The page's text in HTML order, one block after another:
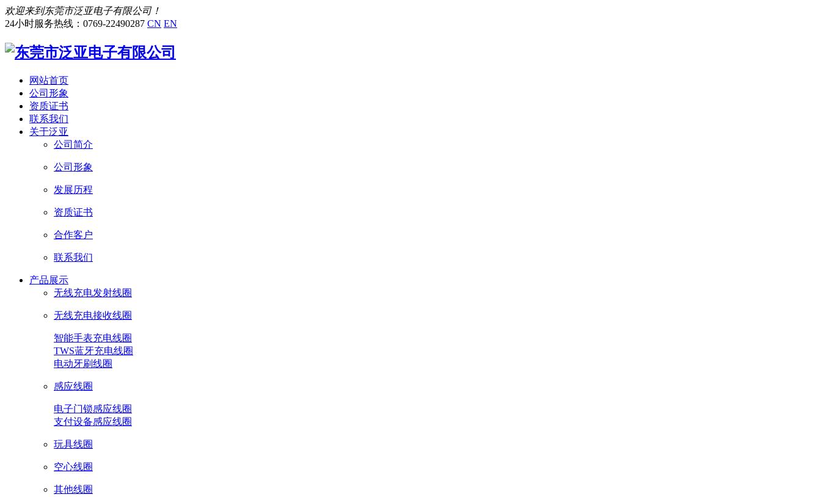
欢迎来到东莞市泛亚电子有限公司！
24小时服务热线：0769-22490287 CN EN
网站首页
公司形象
资质证书
联系我们
关于泛亚
公司简介
公司形象
发展历程
资质证书
合作客户
联系我们
产品展示
无线充电发射线圈
无线充电接收线圈
智能手表充电线圈
TWS蓝牙充电线圈
电动牙刷线圈
感应线圈
电子门锁感应线圈
支付设备感应线圈
玩具线圈
空心线圈
其他线圈